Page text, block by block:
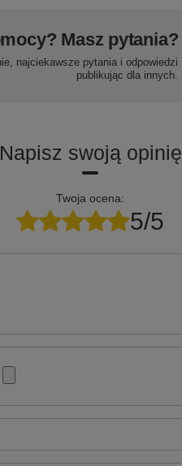
Masz pytania?
najciekawsze pytania i odpowiedzi
publikując dla innych.
Napisz swoją opinię
Twoja ocena:
5/5